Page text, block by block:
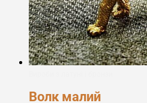
Волк малий